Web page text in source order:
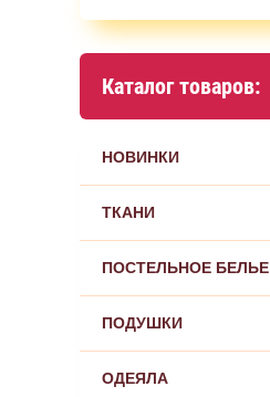
Каталог товаров:
НОВИНКИ
ТКАНИ
ПОСТЕЛЬНОЕ БЕЛЬЕ
ПОДУШКИ
ОДЕЯЛА